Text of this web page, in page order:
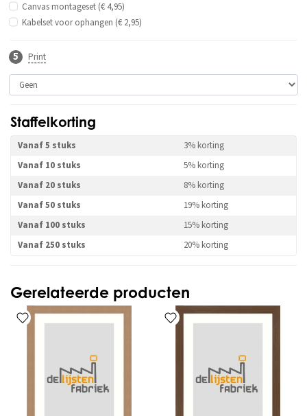
Canvas montageset (€ 4,95)
Kabelset voor ophangen (€ 2,95)
Print
Staffelkorting
Vanaf 5 stuks
3% korting
Vanaf 10 stuks
5% korting
Vanaf 20 stuks
8% korting
Vanaf 50 stuks
19% korting
Vanaf 100 stuks
15% korting
Vanaf 250 stuks
20% korting
Gerelateerde producten